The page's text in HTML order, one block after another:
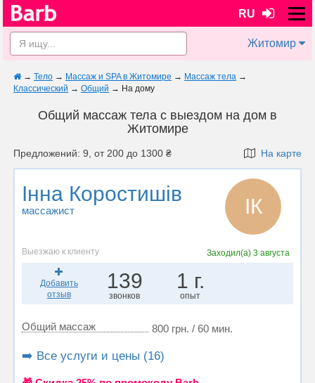
RU
Житомир
→ Тело → Массаж и SPA в Житомире → Массаж тела →
Классический → Общий → На дому
Общий массаж тела с выездом на дом в
Житомире
Предложений: 9, от 200 до 1300 ₴ На карте
Інна Коростишів
массажист ІК
Выезжаю к клиенту Заходил(а) 3 августа
Добавить
отзыв
139
звонков
1 г.
опыт
Общий массаж 800 грн. / 60 мин.
➡️ Все услуги и цены (16)